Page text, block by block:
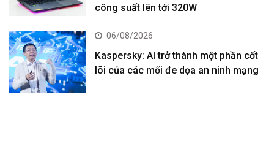
công suất lên tới 320W
06/08/2026
Kaspersky: AI trở thành một phần cốt
lõi của các mối đe dọa an ninh mạng